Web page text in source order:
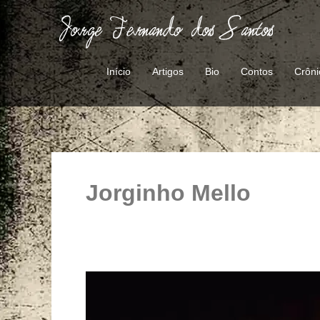
Ir
para
conteúdo
Início Artigos Bio Contos
Jorginho Mello